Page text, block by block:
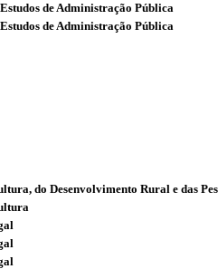
de Administração Pública
de Administração Pública
do Desenvolvimento Rural e das